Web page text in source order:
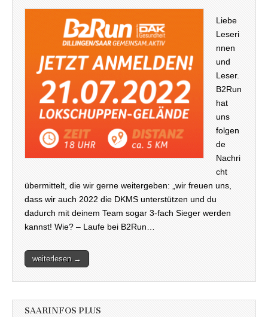
Liebe
Leseri
nnen
und
Leser.
B2Run
hat
uns
folgen
de
Nachri
cht
übermittelt, die wir gerne weitergeben: „wir freuen uns,
dass wir auch 2022 die DKMS unterstützen und du
dadurch mit deinem Team sogar 3-fach Sieger werden
kannst! Wie? – Laufe bei B2Run…
weiterlesen →
SAARINFOS PLUS